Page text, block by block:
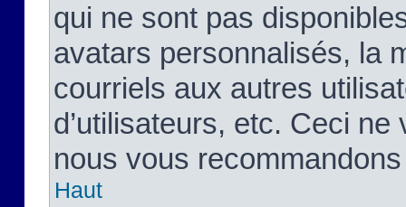
qui ne sont pas
avatars personnalisés, la
courriels aux autres
d’utilisateurs, etc. Ceci
nous vous
Haut